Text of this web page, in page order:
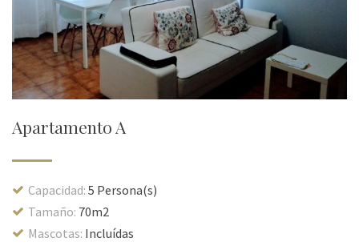
Apartamento A
Capacidad: 5 Persona(s)
Tamaño: 70m2
Mascotas: Incluídas